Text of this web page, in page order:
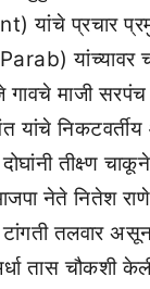
यांचे प्रचार
यांच्यावर
गावचे माजी
यांचे निकटवर्तीय
तीक्ष्ण
नेते नितेश
टांगती तलवार
तास चौकशी